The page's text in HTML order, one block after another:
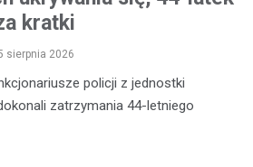
kratki
sierpnia 2026
policji z jednostki
zatrzymania 44-letniego